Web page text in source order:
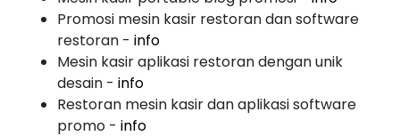
Promosi mesin kasir restoran dan software
restoran - info
Mesin kasir aplikasi restoran dengan unik
desain - info
Restoran mesin kasir dan aplikasi software
promo - info